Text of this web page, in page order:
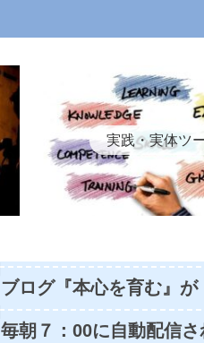
実践・実体ツ
ブログ『本心を育む』が
毎朝７：00に自動配信さ